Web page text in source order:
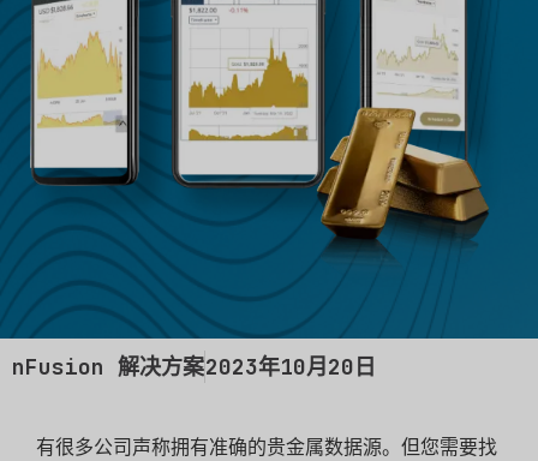
nFusion 解决方案2023年10月20日
有很多公司声称拥有准确的贵金属数据源。但您需要找